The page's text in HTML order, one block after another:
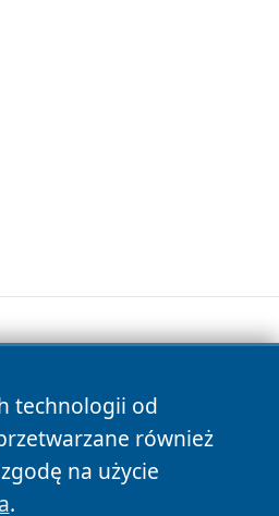
technologii od
również
na użycie
.